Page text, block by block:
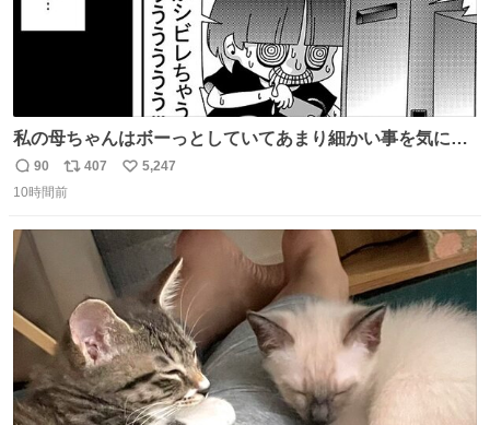
私の母ちゃんはボーっとしていてあまり細かい事を気にし
ません。優秀な人の多い現代の価値観から見ると、あまり
優秀な母親ではないかもしれません。でも、だからこそ、
スします。「優秀」と「良い」は別なんですよね。 1/2
返
信
90
リ
ポ
407
い
数
5,247
10時間前